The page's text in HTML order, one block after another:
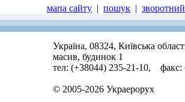
мапа сайту | пошук |
Україна, 08324, Київська
масив, будинок 1
тел: (+38044) 235-21-10, факс:
© 2005-2026 Украерорух